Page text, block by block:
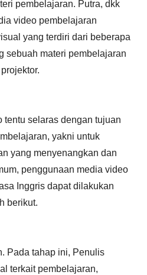
pembelajaran. Putra, dkk
video pembelajaran
yang terdiri dari beberapa
sebuah materi pembelajaran
tentu selaras dengan tujuan
yakni untuk
yang menyenangkan dan
penggunaan media video
Inggris dapat dilakukan
berikut.
Pada tahap ini, Penulis
terkait pembelajaran,